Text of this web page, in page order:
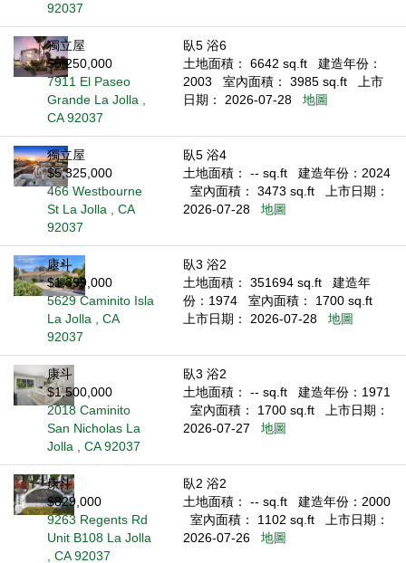
92037
獨立屋
$5,250,000
7911 El Paseo
Grande La Jolla ,
CA 92037
臥5 浴6
土地面積： 6642 sq.ft
建造年份：
2003
室內面積： 3985 sq.ft
上市
日期： 2026-07-28
地圖
獨立屋
$5,325,000
466 Westbourne
St La Jolla , CA
92037
臥5 浴4
土地面積： -- sq.ft
建造年份：2024
室內面積： 3473 sq.ft
上市日期：
2026-07-28
地圖
康斗
$1,399,000
5629 Caminito Isla
La Jolla , CA
92037
臥3 浴2
土地面積： 351694 sq.ft
建造年
份：1974
室內面積： 1700 sq.ft
上市日期： 2026-07-28
地圖
康斗
$1,500,000
2018 Caminito
San Nicholas La
Jolla , CA 92037
臥3 浴2
土地面積： -- sq.ft
建造年份：1971
室內面積： 1700 sq.ft
上市日期：
2026-07-27
地圖
康斗
$829,000
9263 Regents Rd
Unit B108 La Jolla
, CA 92037
臥2 浴2
土地面積： -- sq.ft
建造年份：2000
室內面積： 1102 sq.ft
上市日期：
2026-07-26
地圖